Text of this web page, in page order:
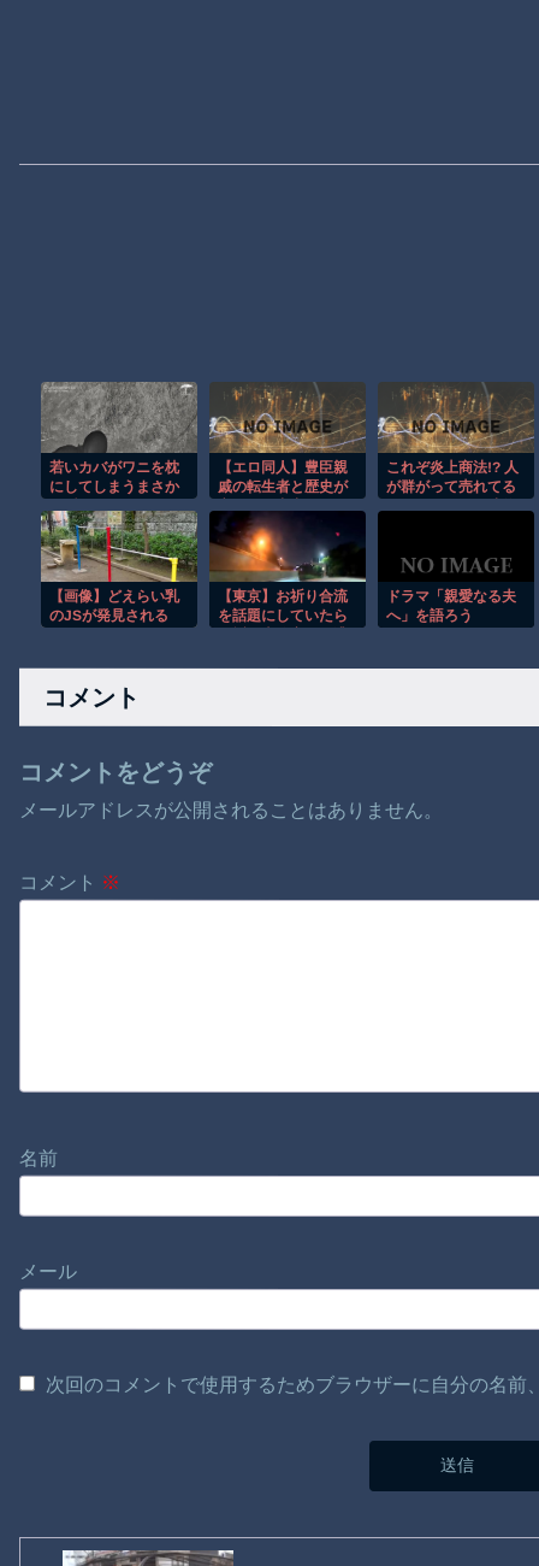
若いカバがワニを枕
にしてしまうまさか
【エロ同人】豊臣親
戚の転生者と歴史が
ラの！爆乳の相手と
刺激的な夜を過ごす
これぞ炎上商法!? 人
が群がって売れてる
【画像】どえらい乳
のJSが発見される
【東京】お祈り合流
を話題にしていたら
コ。
ドラマ「親愛なる夫
へ」を語ろう
コメント
コメントをどうぞ
メールアドレスが公開されることはありません。
コメント ※
名前
メール
次回のコメントで使用するためブラウザーに自分の名